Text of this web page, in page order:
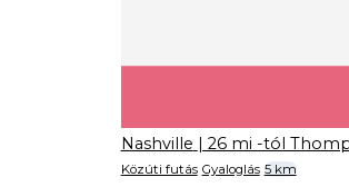
Nashville | 26 mi -tól
Közúti futás Gyaloglás 5 km